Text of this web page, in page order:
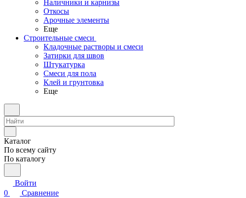
Наличники и карнизы
Откосы
Арочные элементы
Еще
Строительные смеси
Кладочные растворы и смеси
Затирки для швов
Штукатурка
Смеси для пола
Клей и грунтовка
Еще
Каталог
По всему сайту
По каталогу
Войти
0
Сравнение